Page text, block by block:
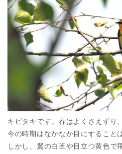
キビタキです。春はよくさえずり
今の時期はなかなか目にすること
しかし、翼の白班や目立つ黄色で